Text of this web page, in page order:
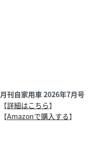
月刊自家用車 2026年7月号
【詳細はこちら】
【Amazonで購入する】